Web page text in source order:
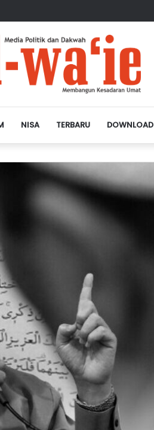
NISA TERBARU DOWNLOAD